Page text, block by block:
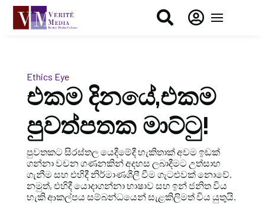
 
Ethics Eye
එකම දිනයේ,එකම
පුවත්පතක මාට්ටු!
පුවතකට සිරස්තල යෙදීමේදී හැකිතාක් අවම ඉඩක්
ගන්නා වචන ගණනකින් අදහස ලබාදීමට උත්සාහ
ගැනීම සහ එහිදී නිර්මාණශීලී වීම ගැටළුවක් නොවේ.
නමුත්, එහිදී යොදාගන්නා භාෂාව සහ ඉන් ජනිත විය
හැකි ආකල්පය සම්බන්ධයෙන් සැළකිලිමත් විය යුතුයි.